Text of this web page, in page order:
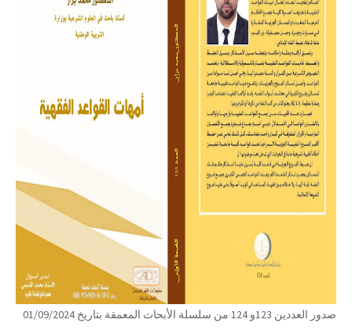
صدور العددين 123و 124 من سلسلة الأبحاث المعمقة بتاريخ 01/09/2024